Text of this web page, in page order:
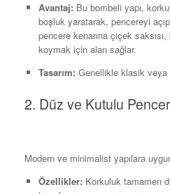
Avantaj: Bu bombeli yapı,
boşluk yaratarak, pencereyi
pencere kenarına çiçek
koymak için alan sağlar.
Tasarım: Genellikle klasik veya
2. Düz ve Kutulu
Modern ve minimalist yapılara
Özellikler: Korkuluk tamamen